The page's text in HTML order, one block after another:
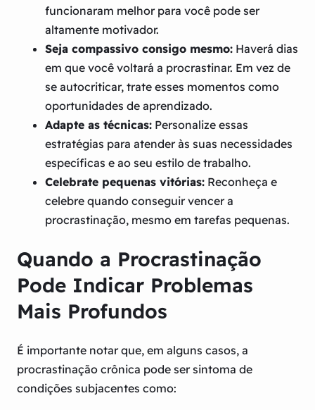
funcionaram melhor para você pode ser
altamente motivador.
Seja compassivo consigo mesmo: Haverá dias
em que você voltará a procrastinar. Em vez de
se autocriticar, trate esses momentos como
oportunidades de aprendizado.
Adapte as técnicas: Personalize essas
estratégias para atender às suas necessidades
específicas e ao seu estilo de trabalho.
Celebrate pequenas vitórias: Reconheça e
celebre quando conseguir vencer a
procrastinação, mesmo em tarefas pequenas.
Quando a Procrastinação
Pode Indicar Problemas
Mais Profundos
É importante notar que, em alguns casos, a
procrastinação crônica pode ser sintoma de
condições subjacentes como: